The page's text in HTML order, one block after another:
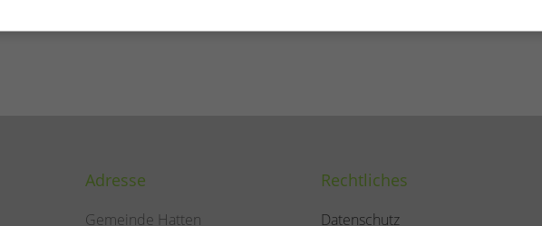
Adresse
Gemeinde Hatten
Rechtliches
Datenschutz